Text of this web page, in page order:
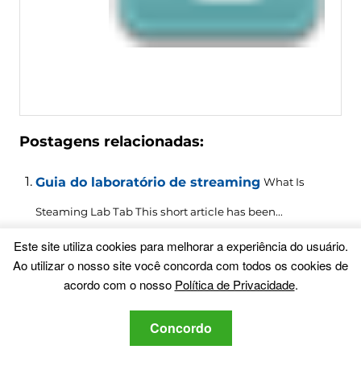
Postagens relacionadas:
Guia do laboratório de streaming What Is
Steaming Lab Tab This short article has been...
Guia LAB BOT Email Scam Remoção
foi feito para ajudá-lo a reconhecer...
The Thin Red Line Between programas
potencialmente indesejados e Malware
Este site utiliza cookies para melhorar a experiência do usuário.
Ao utilizar o nosso site você concorda com todos os cookies de
acordo com o nosso Política de Privacidade.
Concordo